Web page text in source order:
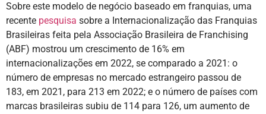
Sobre este modelo de negócio baseado em franquias, uma
recente pesquisa sobre a Internacionalização das Franquias
Brasileiras feita pela Associação Brasileira de Franchising
(ABF) mostrou um crescimento de 16% em
internacionalizações em 2022, se comparado a 2021: o
número de empresas no mercado estrangeiro passou de
183, em 2021, para 213 em 2022; e o número de países com
marcas brasileiras subiu de 114 para 126, um aumento de